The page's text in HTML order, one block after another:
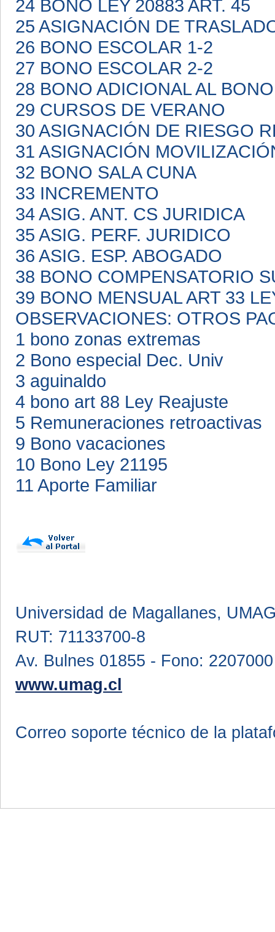
24 BONO LEY 20883 ART. 45
25 ASIGNACIÓN DE
26 BONO ESCOLAR 1-2
27 BONO ESCOLAR 2-2
28 BONO ADICIONAL AL
29 CURSOS DE VERANO
30 ASIGNACIÓN DE RIESGO
31 ASIGNACIÓN
32 BONO SALA CUNA
33 INCREMENTO
34 ASIG. ANT. CS JURIDICA
35 ASIG. PERF. JURIDICO
36 ASIG. ESP. ABOGADO
38 BONO COMPENSATORIO
39 BONO MENSUAL ART 33
OBSERVACIONES: OTROS
1 bono zonas extremas
2 Bono especial Dec. Univ
3 aguinaldo
4 bono art 88 Ley Reajuste
5 Remuneraciones retroactivas
9 Bono vacaciones
10 Bono Ley 21195
11 Aporte Familiar
Universidad de Magallanes,
RUT: 71133700-8
Av. Bulnes 01855 - Fono: 2207000
www.umag.cl
Correo soporte técnico de la